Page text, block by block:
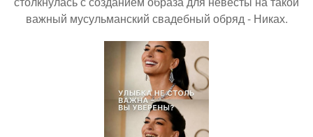
важный мусульманский свадебный обряд - Никах.